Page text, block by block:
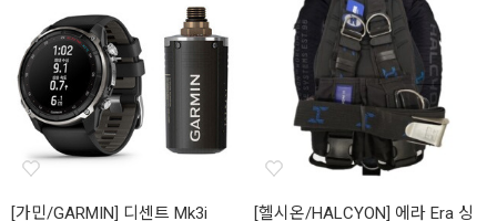
[가민/GARMIN] 디센트 Mk3i [헬시온/HALCYON] 에라 Era 싱